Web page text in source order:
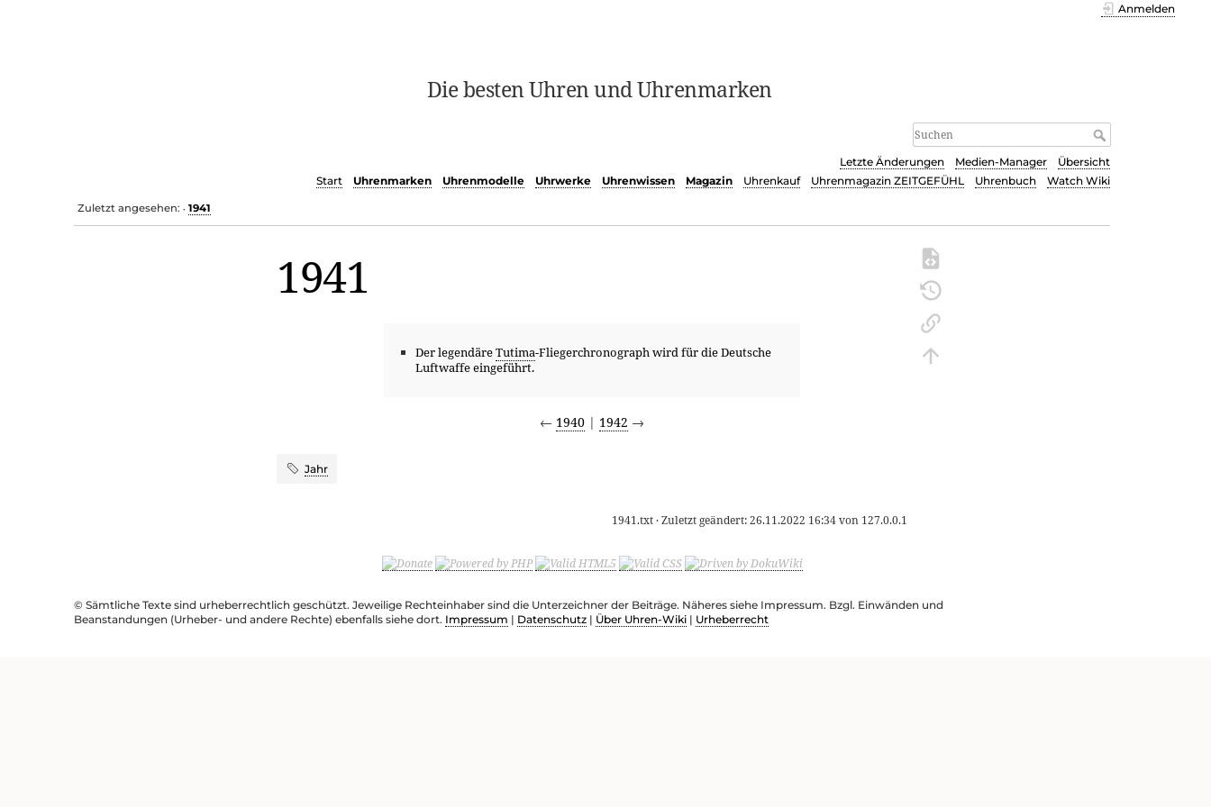
Die besten Uhren und Uhrenmarken
Anmelden
Letzte Änderungen Medien-Manager
Übersicht
Start
Uhrenmarken Uhrenmodelle Uhrwerke Uhrenwissen Magazin Uhrenkauf Uhrenmagazin ZEITGEFÜHL Uhrenbuch Watch Wiki
Zuletzt angesehen: • 1941
1941
Der legendäreTutima-Fliegerchronograph wird für die Deutsche
Luftwaffe eingeführt.
← 1940 | 1942 →
Jahr
1941.txt· Zuletzt geändert:26.11.2022 16:34von 127.0.0.1
© Sämtliche Texte sind urheberrechtlich geschützt. Jeweilige Rechteinhaber sind die Unterzeichner der Beiträge. Näheres siehe Impressum. Bzgl. Einwänden und
Beanstandungen (Urheber- und andere Rechte) ebenfalls siehe dort. Impressum | Datenschutz | Über Uhren-Wiki | Urheberrecht